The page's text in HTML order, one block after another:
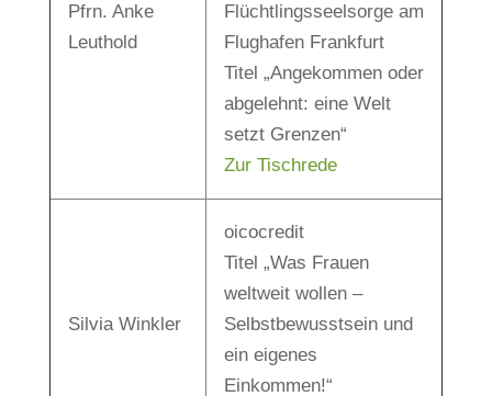
Pfrn. Anke
Leuthold
Flüchtlingsseelsorge am
Flughafen Frankfurt
Titel „Angekommen oder
abgelehnt: eine Welt
setzt Grenzen“
Zur Tischrede
Silvia Winkler
oicocredit
Titel „Was Frauen
weltweit wollen –
Selbstbewusstsein und
ein eigenes
Einkommen!“